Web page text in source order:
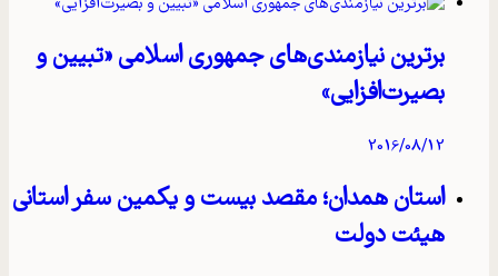
برترین نیازمندی‌های جمهوری اسلامی «تبیین و
بصیرت‌افزایی»
2016/08/12
استان همدان؛ مقصد بیست و یکمین سفر استانی
هیئت دولت